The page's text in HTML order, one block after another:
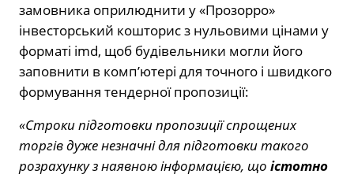
замовника оприлюднити у «Прозорро»
інвесторський кошторис з нульовими цінами у
форматі imd, щоб будівельники могли його
заповнити в комп’ютері для точного і швидкого
формування тендерної пропозиції:
«Строки підготовки пропозиції спрощених
торгів дуже незначні для підготовки такого
розрахунку з наявною інформацією, що істотно